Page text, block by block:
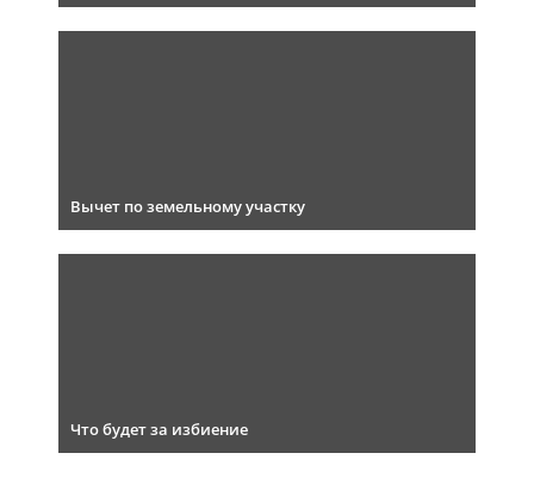
Вычет по земельному участку
Что будет за избиение